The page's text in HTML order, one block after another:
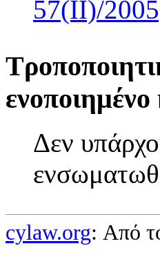
57(II)/
ενοποιημένο
Δεν
cylaw.org: Από